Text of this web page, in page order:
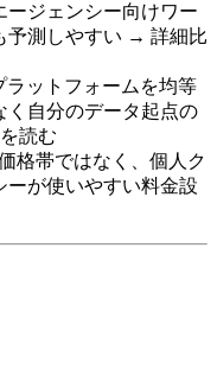
ージェンシー向けワー
予測しやすい → 詳細比
ラットフォームを均等
く自分のデータ起点の
読む
格帯ではなく、個人ク
ーが使いやすい料金設